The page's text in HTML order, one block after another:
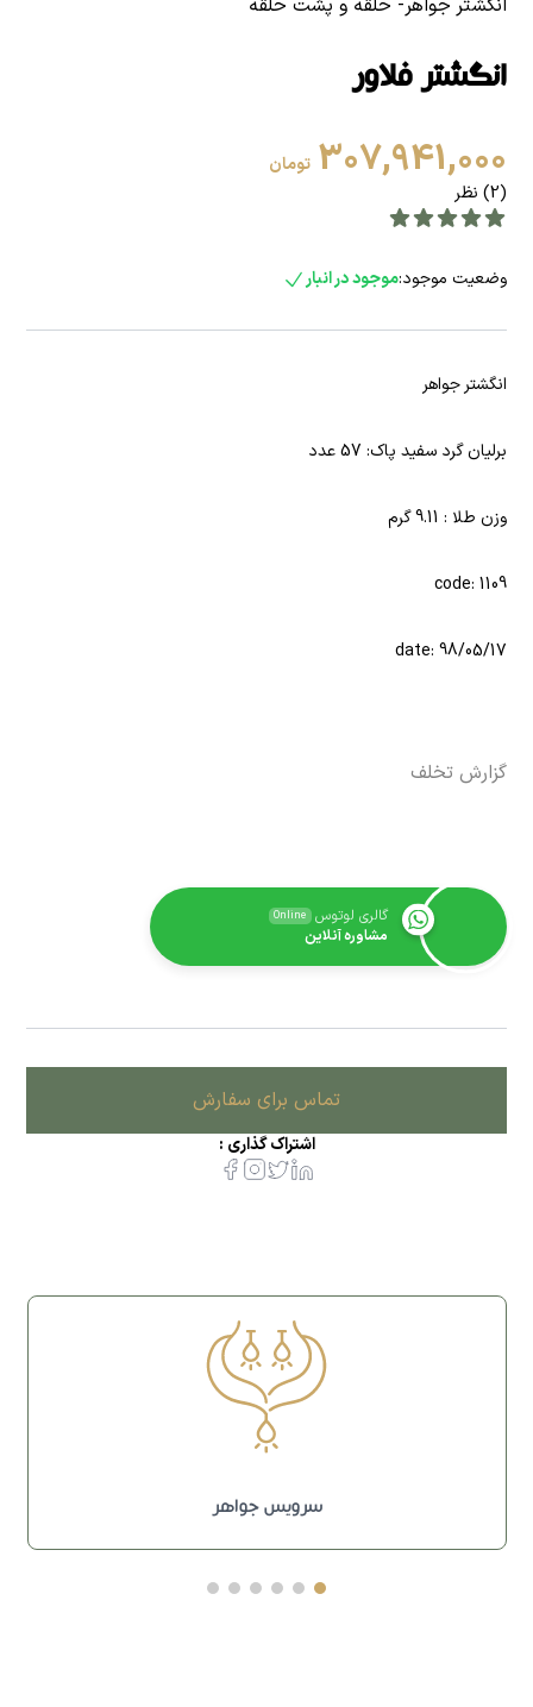
انگشتر فلاور
307,941,000 تومان
(2) نظر
وضعیت موجود:موجود در انبار
انگشتر جواهر
برلیان گرد سفید پاک: 57 عدد
وزن طلا : 9.11 گرم
code: 1109
date: 98/05/17
گزارش تخلف
گالری لوتوس Online
مشاوره آنلاین
تماس برای سفارش
اشتراک گذاری :
سرویس جواهر